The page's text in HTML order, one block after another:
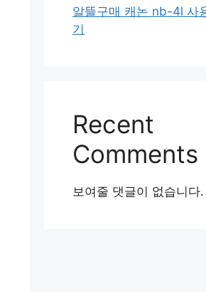
알뜰구매 캐논 nb-4l 사
기
Recent
Comments
보여줄 댓글이 없습니다.